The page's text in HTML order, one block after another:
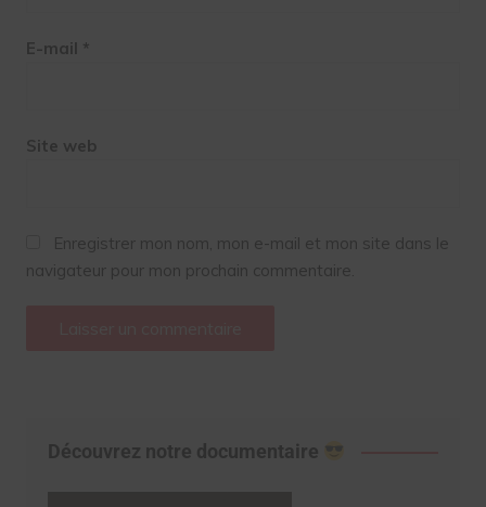
E-mail *
Site web
Enregistrer mon nom, mon e-mail et mon site dans le
navigateur pour mon prochain commentaire.
Découvrez notre documentaire